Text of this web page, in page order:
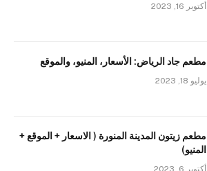
أكتوبر 16, 2023
مطعم جاد الرياض: الأسعار، المنيو، والموقع
يوليو 18, 2023
مطعم زيتون المدينة المنورة ( الاسعار + الموقع +
المنيو)